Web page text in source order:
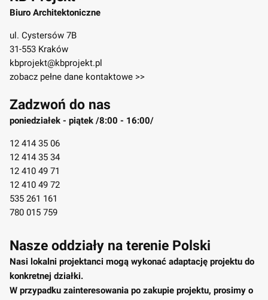
Biuro Architektoniczne
ul. Cystersów 7B
31-553 Kraków
kbprojekt@kbprojekt.pl
zobacz pełne dane kontaktowe >>
Zadzwoń do nas
poniedziałek - piątek /8:00 - 16:00/
12 414 35 06
12 414 35 34
12 410 49 71
12 410 49 72
535 261 161
780 015 759
Nasze oddziały na terenie Polski
Nasi lokalni projektanci mogą wykonać adaptację projektu do
konkretnej działki.
W przypadku zainteresowania po zakupie projektu, prosimy o